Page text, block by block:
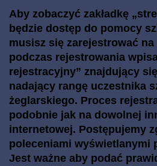
Aby zobaczyć zakładkę
będzie dostęp do pomocy
musisz się zarejestrować
podczas rejestrowania
rejestracyjny” znajdujący
nadający rangę uczestnika
żeglarskiego. Proces
podobnie jak na dowolnej
internetowej. Postępujemy
poleceniami wyświetlanymi
Jest ważne aby podać